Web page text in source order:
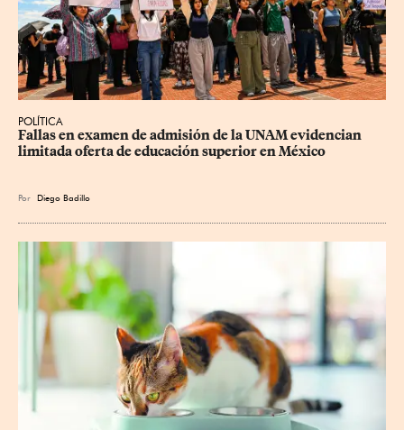
POLÍTICA
Fallas en examen de admisión de la UNAM evidencian
limitada oferta de educación superior en México
Por Diego Badillo